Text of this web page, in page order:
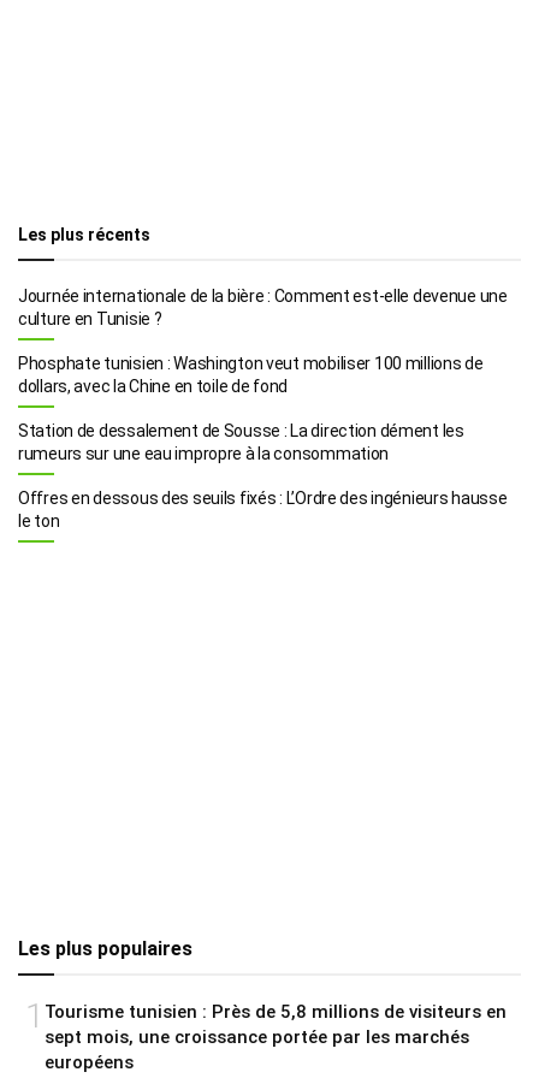
Les plus récents
Journée internationale de la bière : Comment est-elle devenue une
culture en Tunisie ?
Phosphate tunisien : Washington veut mobiliser 100 millions de
dollars, avec la Chine en toile de fond
Station de dessalement de Sousse : La direction dément les
rumeurs sur une eau impropre à la consommation
Offres en dessous des seuils fixés : L’Ordre des ingénieurs hausse
le ton
Les plus populaires
1 Tourisme tunisien : Près de 5,8 millions de visiteurs en
sept mois, une croissance portée par les marchés
européens